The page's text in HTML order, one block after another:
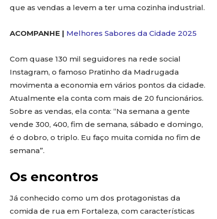
que as vendas a levem a ter uma cozinha industrial.
ACOMPANHE | Melhores Sabores da Cidade 2025
Com quase 130 mil seguidores na rede social
Instagram, o famoso Pratinho da Madrugada
movimenta a economia em vários pontos da cidade.
Atualmente ela conta com mais de 20 funcionários.
Sobre as vendas, ela conta: “Na semana a gente
vende 300, 400, fim de semana, sábado e domingo,
é o dobro, o triplo. Eu faço muita comida no fim de
semana”.
Os encontros
Já conhecido como um dos protagonistas da
comida de rua em Fortaleza, com características